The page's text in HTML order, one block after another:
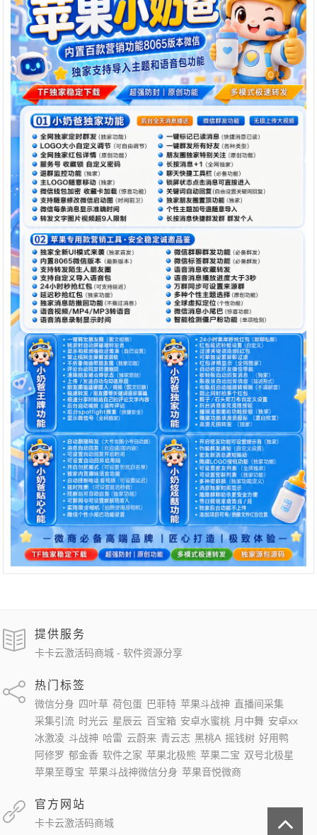
提供服务
卡卡云激活码商城 - 软件资源分享
热门标签
微信分身 四叶草 荷包蛋 巴菲特 苹果斗战神 直播间采集
采集引流 时光云 星辰云 百宝箱 安卓水蜜桃 月中舞 安卓xx
冰激凌 斗战神 哈雷 云蔚来 青云志 黑桃A 摇钱树 好用鸭
阿修罗 郁金香 软件之家 苹果北极熊 苹果二宝 双号北极星
苹果至尊宝 苹果斗战神微信分身 苹果音悦微商
官方网站
卡卡云激活码商城